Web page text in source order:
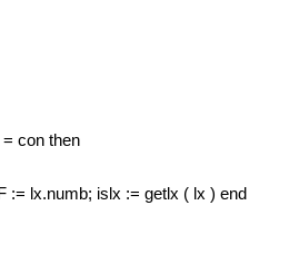
con then
:= lx.numb; islx := getlx ( lx ) end